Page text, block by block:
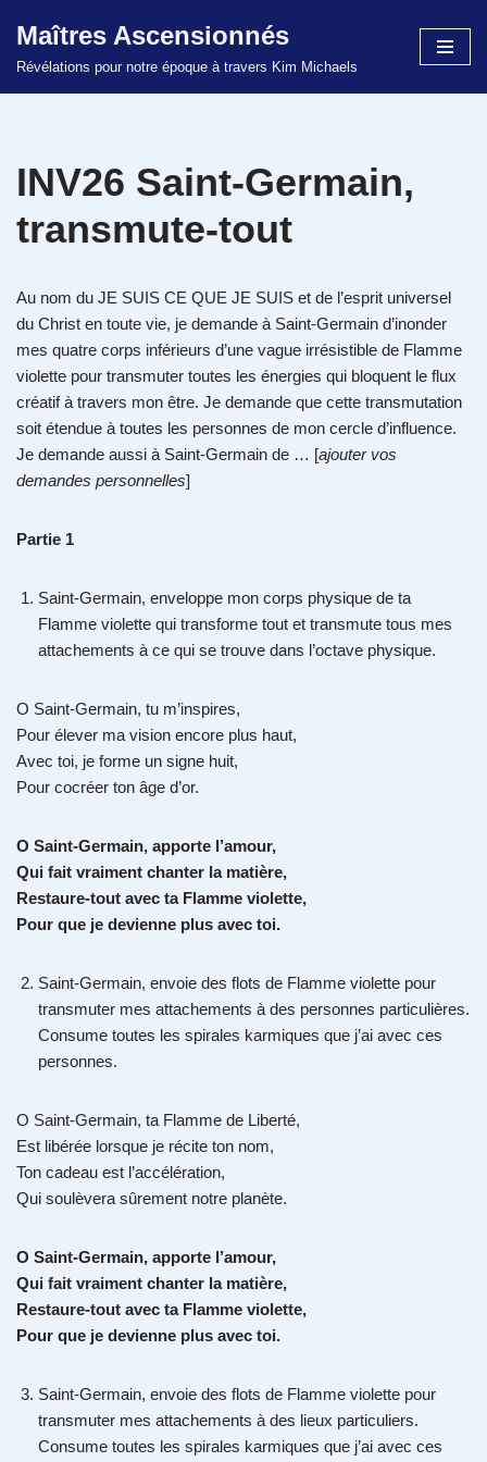
Aller
Maîtres Ascensionnés
Révélations pour notre époque à travers Kim Michaels
INV26 Saint-Germain,
transmute-tout
Au nom du JE SUIS CE QUE JE SUIS et de l’esprit universel
du Christ en toute vie, je demande à Saint-Germain d’inonder
mes quatre corps inférieurs d’une vague irrésistible de Flamme
violette pour transmuter toutes les énergies qui bloquent le flux
créatif à travers mon être. Je demande que cette transmutation
soit étendue à toutes les personnes de mon cercle d’influence.
Je demande aussi à Saint-Germain de … [ajouter vos
demandes personnelles]
Partie 1
Saint-Germain, enveloppe mon corps physique de ta
Flamme violette qui transforme tout et transmute tous mes
attachements à ce qui se trouve dans l’octave physique.
O Saint-Germain, tu m’inspires,
Pour élever ma vision encore plus haut,
Avec toi, je forme un signe huit,
Pour cocréer ton âge d’or.
O Saint-Germain, apporte l’amour,
Qui fait vraiment chanter la matière,
Restaure-tout avec ta Flamme violette,
Pour que je devienne plus avec toi.
Saint-Germain, envoie des flots de Flamme violette pour
transmuter mes attachements à des personnes particulières.
Consume toutes les spirales karmiques que j’ai avec ces
personnes.
O Saint-Germain, ta Flamme de Liberté,
Est libérée lorsque je récite ton nom,
Ton cadeau est l’accélération,
Qui soulèvera sûrement notre planète.
O Saint-Germain, apporte l’amour,
Qui fait vraiment chanter la matière,
Restaure-tout avec ta Flamme violette,
Pour que je devienne plus avec toi.
Saint-Germain, envoie des flots de Flamme violette pour
transmuter mes attachements à des lieux particuliers.
Consume toutes les spirales karmiques que j’ai avec ces